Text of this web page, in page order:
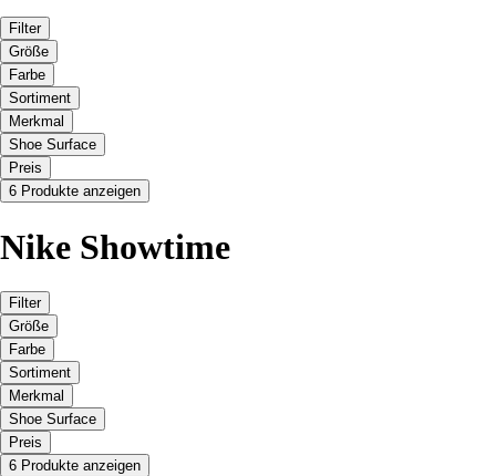
Filter
Größe
Farbe
Sortiment
Merkmal
Shoe Surface
Preis
6 Produkte anzeigen
Nike Showtime
Filter
Größe
Farbe
Sortiment
Merkmal
Shoe Surface
Preis
6 Produkte anzeigen